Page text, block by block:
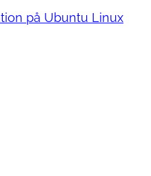
på Ubuntu Linux